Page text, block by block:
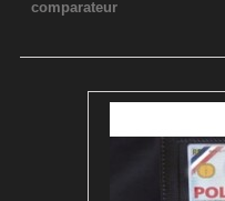
comparateur